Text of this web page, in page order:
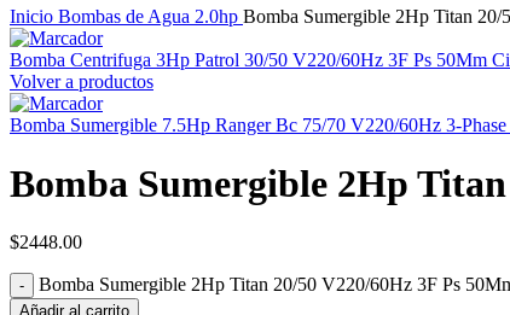
Inicio Bombas de Agua 2.0hp Bomba Sumergible 2Hp Titan
Bomba Centrifuga 3Hp Patrol 30/50 V220/60Hz 3F Ps 50Mm
Volver a productos
Bomba Sumergible 7.5Hp Ranger Bc 75/70 V220/60Hz 3-
Bomba Sumergible 2Hp
$2448.00
Bomba Sumergible 2Hp Titan 20/50 V220/60Hz 3F Ps
Añadir al carrito